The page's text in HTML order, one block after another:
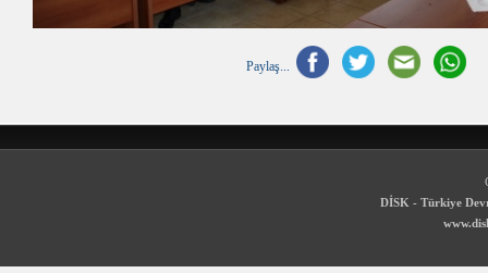
Paylaş...
DİSK - Türkiye